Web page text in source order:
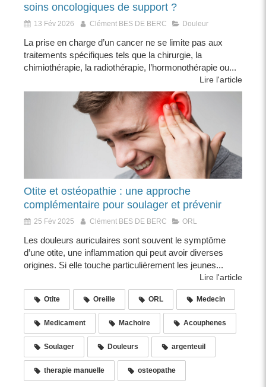
soins oncologiques de support ?
13 Fév 2026 Clément BES DE BERC Douleur
La prise en charge d’un cancer ne se limite pas aux
traitements spécifiques tels que la chirurgie, la
chimiothérapie, la radiothérapie, l’hormonothérapie ou...
Lire l'article
Otite et ostéopathie : une approche
complémentaire pour soulager et prévenir
25 Fév 2025 Clément BES DE BERC ORL
Les douleurs auriculaires sont souvent le symptôme
d’une otite, une inflammation qui peut avoir diverses
origines. Si elle touche particulièrement les jeunes...
Lire l'article
Otite Oreille ORL Medecin
Medicament Machoire Acouphenes
Soulager Douleurs argenteuil
therapie manuelle osteopathe